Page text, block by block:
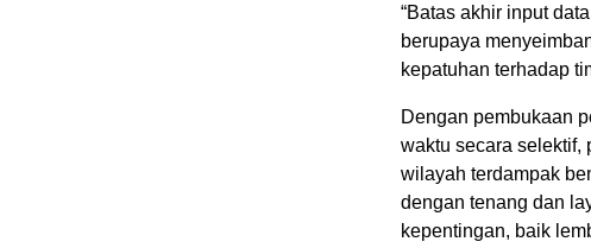
“Batas akhir input
berupaya
kepatuhan terhadap
Dengan pembukaan
waktu secara selektif,
wilayah terdampak
dengan tenang dan
kepentingan, baik